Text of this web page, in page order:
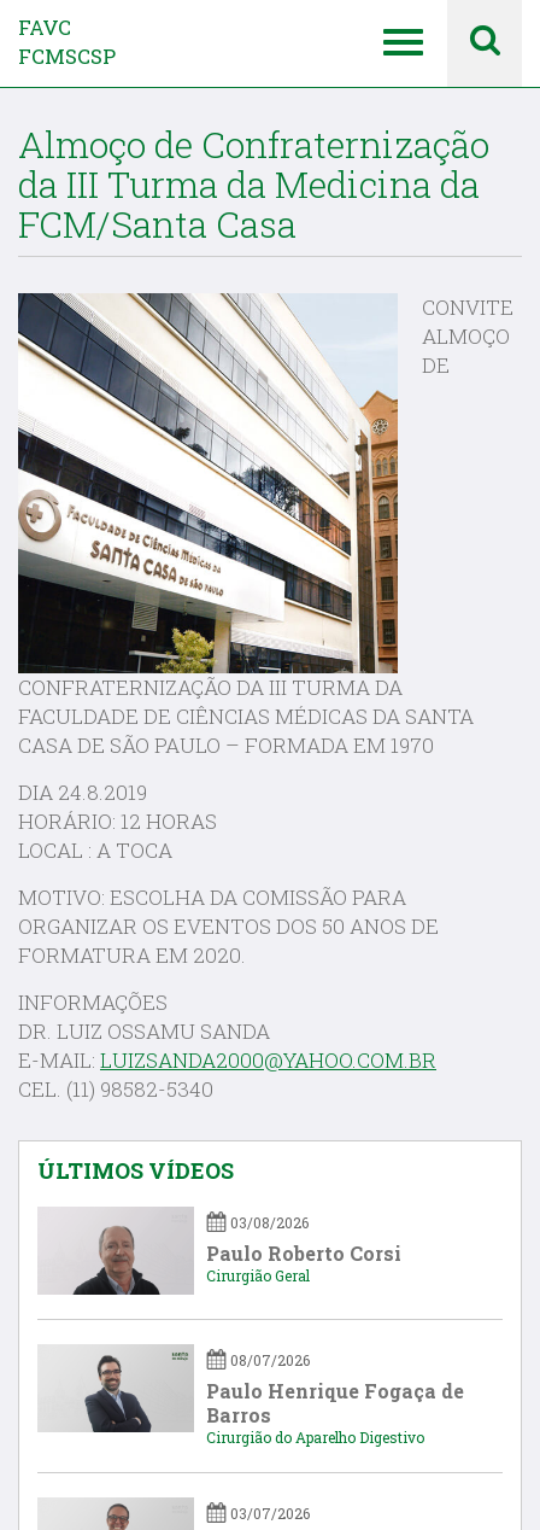
FAVC
FCMSCSP
Almoço de Confraternização
da III Turma da Medicina da
FCM/Santa Casa
CONVITE
ALMOÇO
DE
CONFRATERNIZAÇÃO DA III TURMA DA
FACULDADE DE CIÊNCIAS MÉDICAS DA SANTA
CASA DE SÃO PAULO – FORMADA EM 1970
DIA 24.8.2019
HORÁRIO: 12 HORAS
LOCAL : A TOCA
MOTIVO: ESCOLHA DA COMISSÃO PARA
ORGANIZAR OS EVENTOS DOS 50 ANOS DE
FORMATURA EM 2020.
INFORMAÇÕES
DR. LUIZ OSSAMU SANDA
E-MAIL: LUIZSANDA2000@YAHOO.COM.BR
CEL. (11) 98582-5340
ÚLTIMOS VÍDEOS
03/08/2026
Paulo Roberto Corsi
Cirurgião Geral
08/07/2026
Paulo Henrique Fogaça de
Barros
Cirurgião do Aparelho Digestivo
03/07/2026